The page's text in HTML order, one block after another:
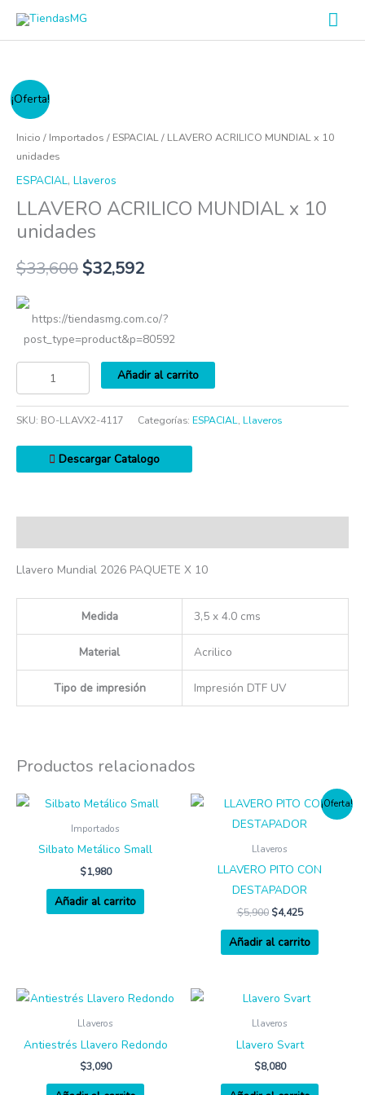
¡Oferta!
Inicio / Importados / ESPACIAL/ LLAVERO ACRILICO MUNDIAL x 10
unidades
ESPACIAL, Llaveros
LLAVERO ACRILICO MUNDIAL x 10
unidades
$33,600$32,592
https://tiendasmg.com.co/?
post_type=product&p=80592
LLAVERO
ACRILICO
MUNDIAL
x
10
cantidad
Añadir al carrito
SKU: BO-LLAVX2-4117 Categorías: ESPACIAL, Llaveros
Descargar Catalogo
Llavero Mundial 2026 PAQUETE X 10
Medida 3,5 x 4.0 cms
Material Acrilico
Tipo de impresión Impresión DTF UV
Productos relacionados
Importados
Silbato Metálico Small
$1,980
Añadir al carrito
¡Oferta!
Llaveros
LLAVERO PITO CON
DESTAPADOR
$5,900 $4,425
Añadir al carrito
Llaveros
Antiestrés Llavero Redondo
$3,090
Llaveros
Llavero Svart
$8,080